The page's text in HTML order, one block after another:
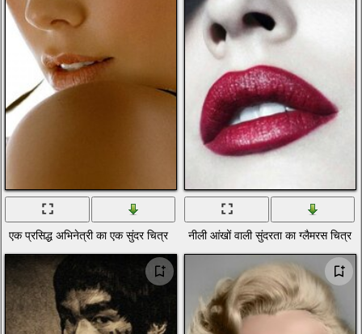
एक प्रसिद्ध अभिनेत्री का एक सुंदर चित्र नीली आंखों वाली सुंदरता का ग्लैमरस चित्र